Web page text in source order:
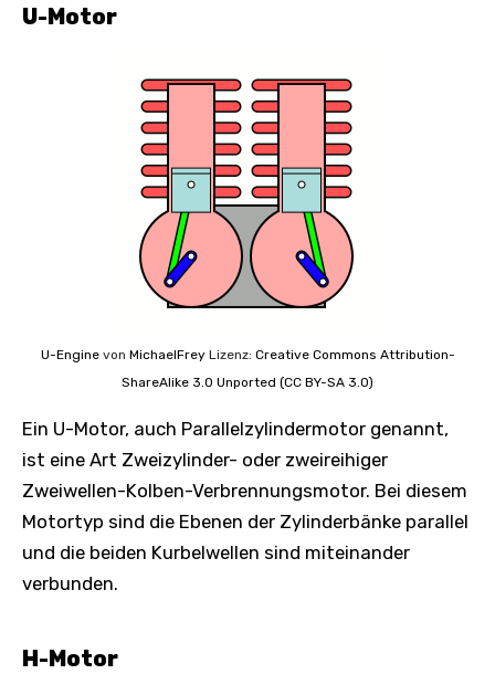
U-Motor
U-Engine von MichaelFrey Lizenz: Creative Commons Attribution-
ShareAlike 3.0 Unported (CC BY-SA 3.0)
Ein U-Motor, auch Parallelzylindermotor genannt,
ist eine Art Zweizylinder- oder zweireihiger
Zweiwellen-Kolben-Verbrennungsmotor. Bei diesem
Motortyp sind die Ebenen der Zylinderbänke parallel
und die beiden Kurbelwellen sind miteinander
verbunden.
H-Motor